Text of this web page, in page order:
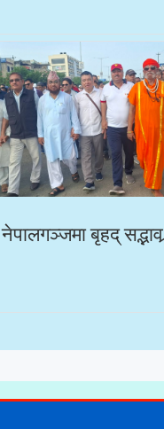
नेपालगञ्जमा बृहद् सद्भाव